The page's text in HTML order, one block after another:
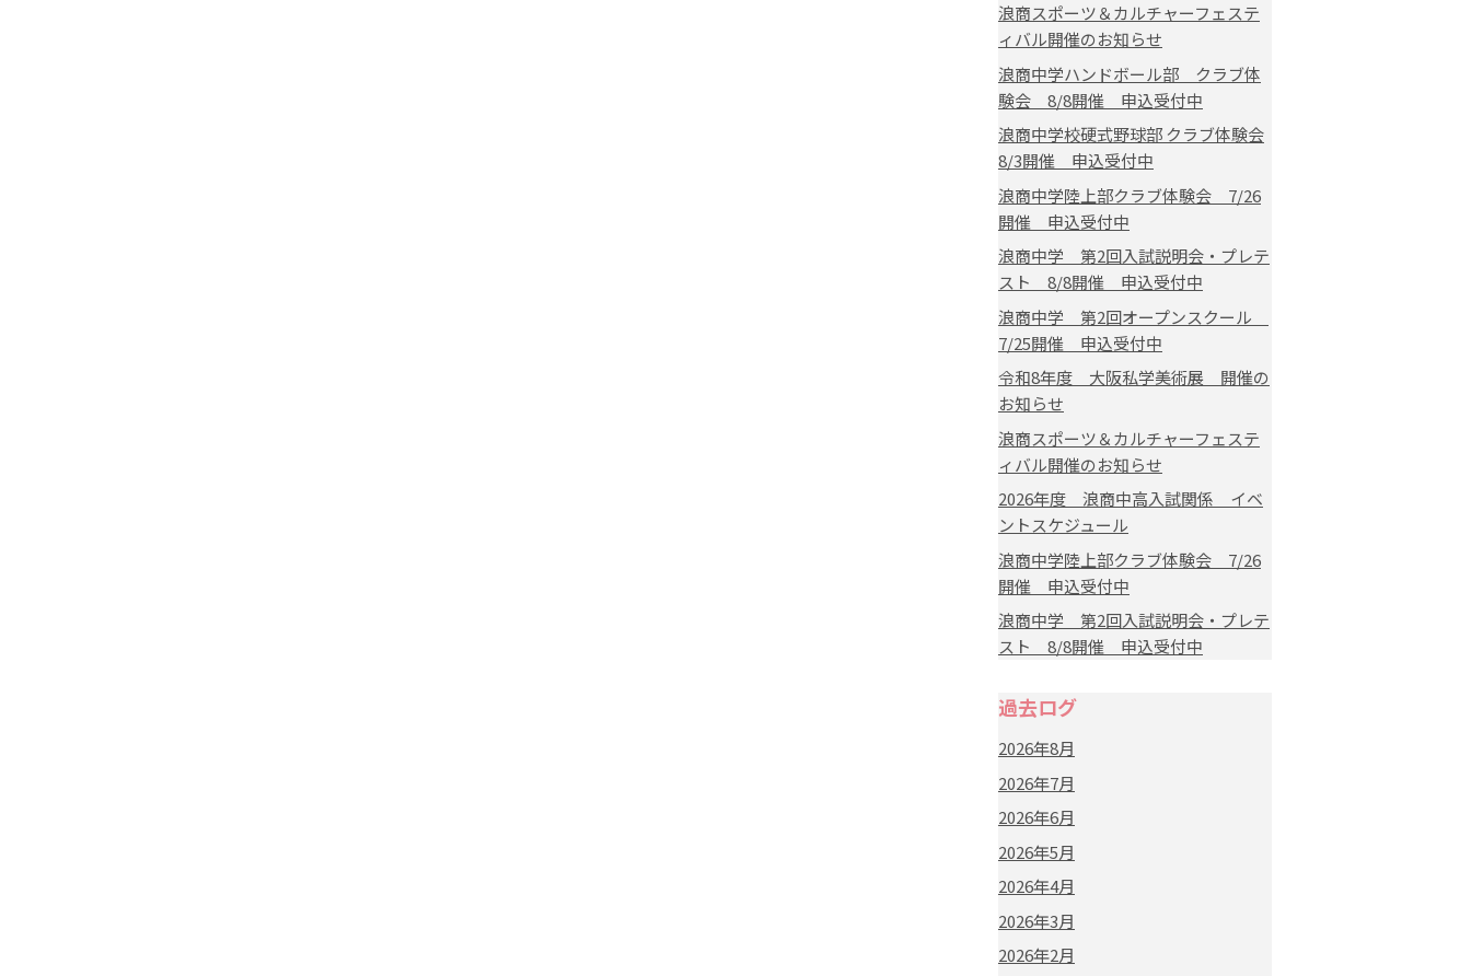
浪商スポーツ＆カルチャーフェステ
ィバル開催のお知らせ
浪商中学ハンドボール部 クラブ体
験会 8/8開催 申込受付中
浪商中学校硬式野球部 クラブ体験会
8/3開催 申込受付中
浪商中学陸上部クラブ体験会 7/26
開催 申込受付中
浪商中学 第2回入試説明会・プレテ
スト 8/8開催 申込受付中
浪商中学 第2回オープンスクール
7/25開催 申込受付中
令和8年度 大阪私学美術展 開催の
お知らせ
浪商スポーツ＆カルチャーフェステ
ィバル開催のお知らせ
2026年度 浪商中高入試関係 イベ
ントスケジュール
浪商中学陸上部クラブ体験会 7/26
開催 申込受付中
浪商中学 第2回入試説明会・プレテ
スト 8/8開催 申込受付中
過去ログ
2026年8月
2026年7月
2026年6月
2026年5月
2026年4月
2026年3月
2026年2月